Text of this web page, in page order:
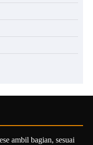
ambil bagian, sesuai